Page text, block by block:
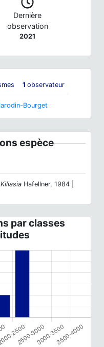
Dernière
observation
2021
1 observateur
Bourget
espèce
Kiliasia Hafellner, 1984 |
par classes